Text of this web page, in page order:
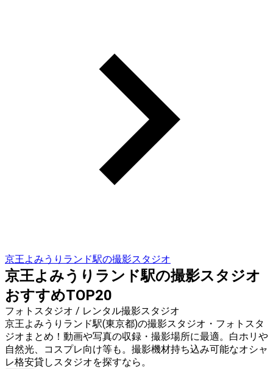
京王よみうりランド駅の撮影スタジオ
京王よみうりランド駅の撮影スタジオ
おすすめTOP20
フォトスタジオ / レンタル撮影スタジオ
京王よみうりランド駅(東京都)の撮影スタジオ・フォトスタ
ジオまとめ！動画や写真の収録・撮影場所に最適。白ホリや
自然光、コスプレ向け等も。撮影機材持ち込み可能なオシャ
レ格安貸しスタジオを探すなら。